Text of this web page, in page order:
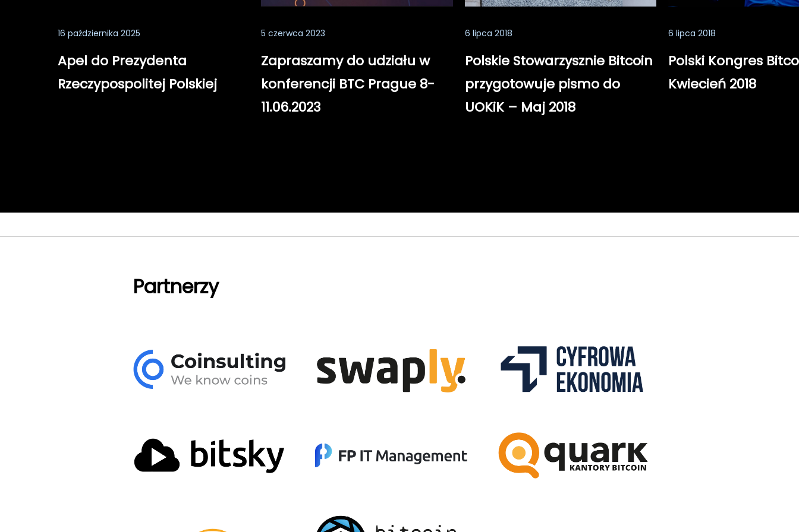
16 października 2025
Apel do Prezydenta
Rzeczypospolitej Polskiej
5 czerwca 2023
Zapraszamy do udziału w
konferencji BTC Prague 8-
11.06.2023
6 lipca 2018
Polskie Stowarzysznie Bitcoin
przygotowuje pismo do
UOKiK – Maj 2018
6 lipca 2018
Polski Kongres
Kwiecień 2018
Partnerzy